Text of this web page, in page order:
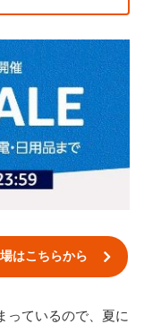
はこちらから
っているので、夏に